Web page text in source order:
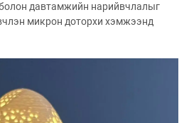
давтамжийн нарийвчлалыг
микрон доторхи хэмжээнд